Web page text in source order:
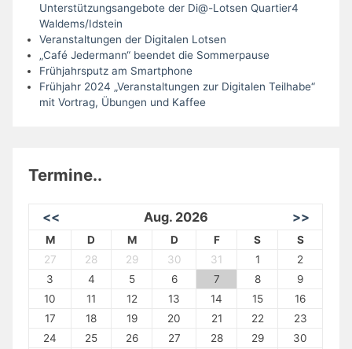
Unterstützungsangebote der Di@-Lotsen Quartier4
Waldems/Idstein
Veranstaltungen der Digitalen Lotsen
„Café Jedermann“ beendet die Sommerpause
Frühjahrsputz am Smartphone
Frühjahr 2024 „Veranstaltungen zur Digitalen Teilhabe“
mit Vortrag, Übungen und Kaffee
Termine..
<< Aug. 2026 >>
M D M D F S
S
27
28 29 30 31 1
2
3
4 5 6 7 8
9
10
11 12 13 14 15
16
17
18 19 20 21 22
23
24
25 26 27 28 29
30